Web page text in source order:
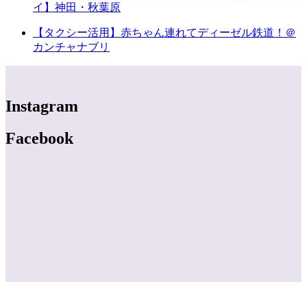
イ】神田・秋葉原
【タクシー活用】赤ちゃん連れてディーゼル鉄道！＠
カンチャナブリ
Instagram
Facebook